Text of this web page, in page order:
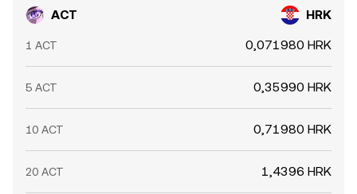
ACT HRK
1 ACT 0,071980 HRK
5 ACT 0,35990 HRK
10 ACT 0,71980 HRK
20 ACT 1,4396 HRK